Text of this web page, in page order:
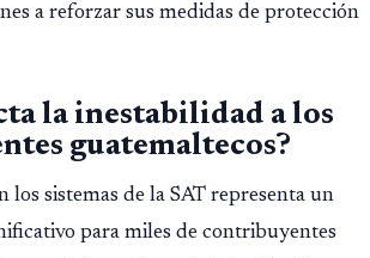
a reforzar sus medidas de protección
la inestabilidad a los
guatemaltecos?
los sistemas de la SAT representa un
para miles de contribuyentes